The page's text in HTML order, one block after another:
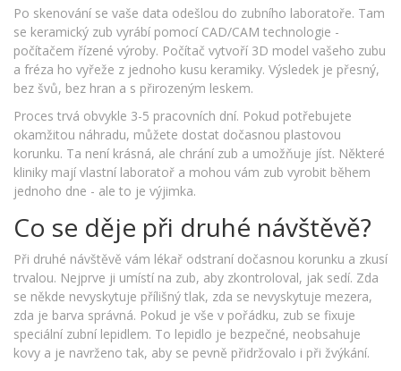
Po skenování se vaše data odešlou do zubního laboratoře. Tam
se keramický zub vyrábí pomocí CAD/CAM technologie -
počítačem řízené výroby. Počítač vytvoří 3D model vašeho zubu
a fréza ho vyřeže z jednoho kusu keramiky. Výsledek je přesný,
bez švů, bez hran a s přirozeným leskem.
Proces trvá obvykle 3-5 pracovních dní. Pokud potřebujete
okamžitou náhradu, můžete dostat dočasnou plastovou
korunku. Ta není krásná, ale chrání zub a umožňuje jíst. Některé
kliniky mají vlastní laboratoř a mohou vám zub vyrobit během
jednoho dne - ale to je výjimka.
Co se děje při druhé návštěvě?
Při druhé návštěvě vám lékař odstraní dočasnou korunku a zkusí
trvalou. Nejprve ji umístí na zub, aby zkontroloval, jak sedí. Zda
se někde nevyskytuje přílišný tlak, zda se nevyskytuje mezera,
zda je barva správná. Pokud je vše v pořádku, zub se fixuje
speciální zubní lepidlem. To lepidlo je bezpečné, neobsahuje
kovy a je navrženo tak, aby se pevně přidržovalo i při žvýkání.